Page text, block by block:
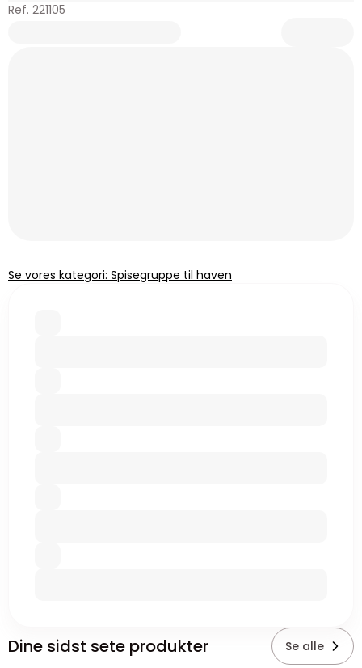
Ref. 221105
Se vores kategori: Spisegruppe til haven
Dine sidst sete produkter Se alle